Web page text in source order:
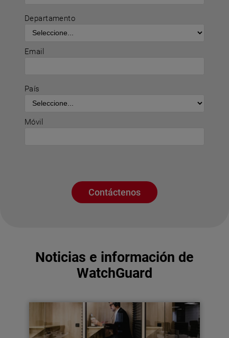
Departamento
Email
País
Móvil
Contáctenos
Noticias e información de
WatchGuard